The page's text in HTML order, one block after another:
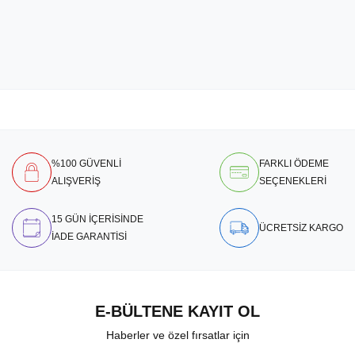
%100 GÜVENLİ
ALIŞVERİŞ
FARKLI ÖDEME
SEÇENEKLERİ
15 GÜN İÇERİSİNDE
İADE GARANTİSİ
ÜCRETSİZ KARGO
E-BÜLTENE KAYIT OL
Haberler ve özel fırsatlar için